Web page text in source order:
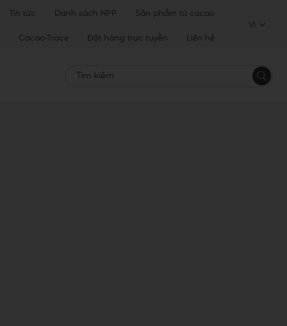
Tin tức Danh sách NPP Sản phẩm từ cacao
Cacao-Trace Đặt hàng trực tuyến Liên hệ
VI
Tìm